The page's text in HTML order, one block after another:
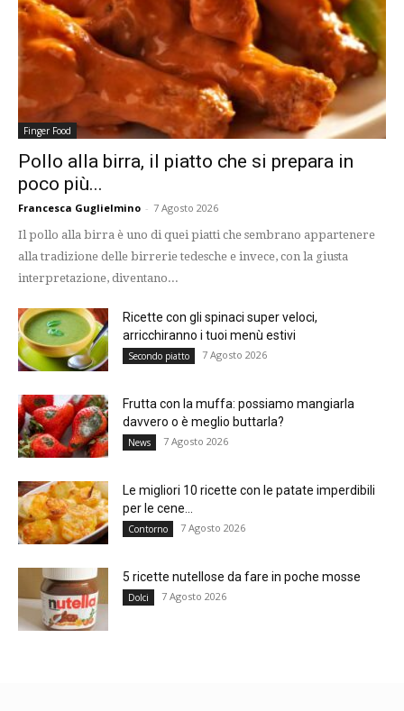
Finger Food
Pollo alla birra, il piatto che si prepara in
poco più...
Francesca Guglielmino - 7 Agosto 2026
Il pollo alla birra è uno di quei piatti che sembrano appartenere
alla tradizione delle birrerie tedesche e invece, con la giusta
interpretazione, diventano...
Ricette con gli spinaci super veloci,
arricchiranno i tuoi menù estivi
Secondo piatto 7 Agosto 2026
Frutta con la muffa: possiamo mangiarla
davvero o è meglio buttarla?
News 7 Agosto 2026
Le migliori 10 ricette con le patate imperdibili
per le cene...
Contorno 7 Agosto 2026
5 ricette nutellose da fare in poche mosse
Dolci 7 Agosto 2026